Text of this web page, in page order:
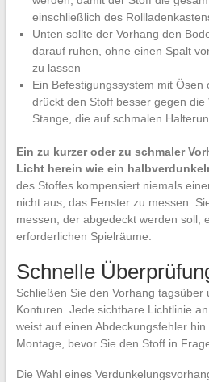
einschließlich des
Unten sollte der Vorhang den
darauf ruhen, ohne einen Spalt
zu lassen
Ein Befestigungssystem mit Ösen
drückt den Stoff besser gegen die
Stange, die auf schmalen
Ein zu kurzer oder zu schmaler
Licht herein wie ein
des Stoffes kompensiert niemals
nicht aus, das Fenster zu messen:
messen, der abgedeckt werden soll,
erforderlichen Spielräume.
Schnelle
Schließen Sie den Vorhang tagsüber
Konturen. Jede sichtbare Lichtlinie
weist auf einen Abdeckungsfehler
Montage, bevor Sie den Stoff in
Die Wahl eines